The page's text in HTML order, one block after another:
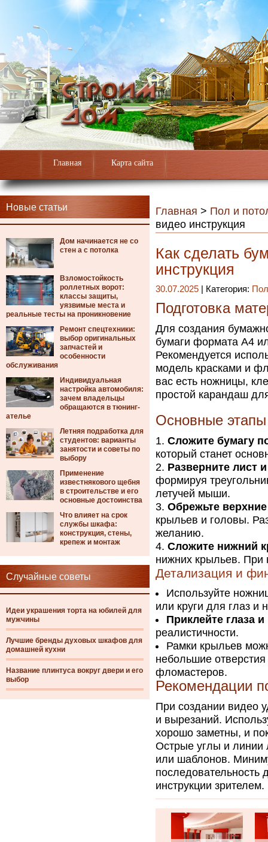
Главная Карта сайта
Новые статьи
Дом начинается не со
стен а с потолка
Взломостойкость
роллетных ворот:
классы защиты,
уязвимые места и
реальные тесты на проникновение
Ремонт спецтехники:
выбор оригинальных
запчастей и
особенности
обслуживания
Индивидуальная
настройка автомобиля:
зачем владельцы
обращаются в тюнинг-
ателье
Летняя подработка для
студентов: варианты
занятости и советы по
выбору
Применение
известнякового щебня
в строительстве и его
основные достоинства
Что влияет на срок
службы шкафа:
конструкция, стены,
крепеж и монтаж
Случайные советы
Идеи украшения торта на юбилей для
мужчины
Лучшие бренды духовых шкафов для
домашней кухни
Название плинтуса вокруг двери и его
выбор
Главная > Пол и
видео инструкция
Как сделать
инструкция
30.07.2025 | Категория:
Подготовка
Для создания
бумаги формата А4
Рекомендуется
модель красками и
вас есть ножницы,
простой карандаш
Основные
Сложите бумагу
который станет
Разверните лист
формируя
летучей мыши.
Обрежьте
крыльев и головы.
желанию.
Сложите нижний
нижних крыльев. При
Детализация и
Используйте
или круги для глаз и
Приклейте глаза и
реалистичности.
Рамки крыльев
небольшие
фломастеров.
Рекомендации
При создании видео
и вырезаний.
хорошо заметны, и
Острые углы и линии
или шаблонов.
последовательность
инструкции зрителем.